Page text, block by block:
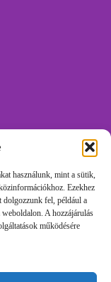
használunk, mint a sütik,
Ezekhez
dolgozzunk fel, például a
A hozzájárulás
működésére
és